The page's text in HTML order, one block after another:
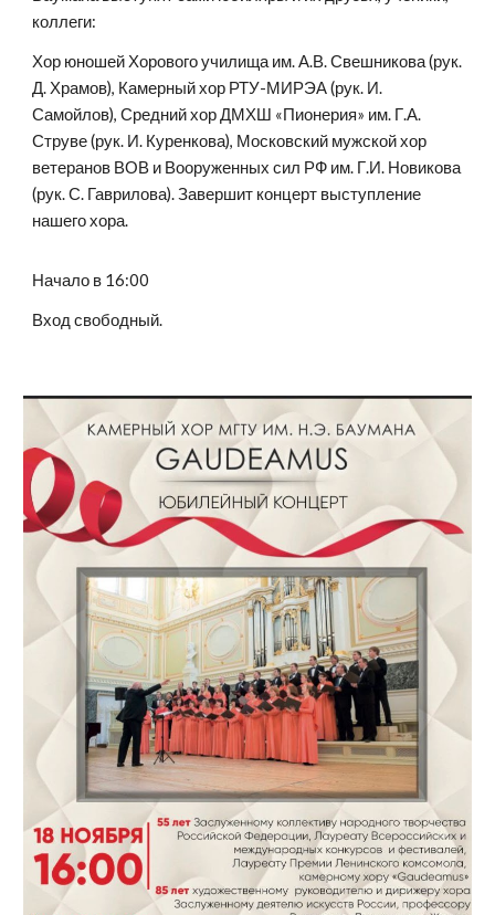
коллеги:
Хор юношей Хорового училища им. А.В. Свешникова (рук.
Д. Храмов), Камерный хор РТУ-МИРЭА (рук. И.
Самойлов), Средний хор ДМХШ «Пионерия» им. Г.А.
Струве (рук. И. Куренкова), Московский мужской хор
ветеранов ВОВ и Вооруженных сил РФ им. Г.И. Новикова
(рук. С. Гаврилова). Завершит концерт выступление
нашего хора.
Начало в 16:00
Вход свободный.